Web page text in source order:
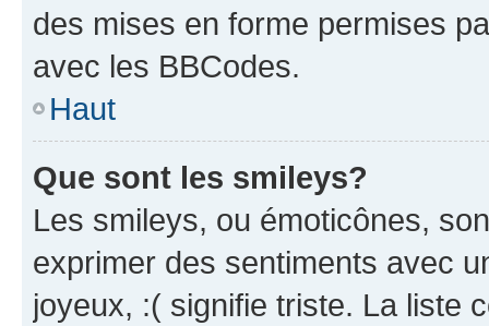
des mises en forme permises
avec les BBCodes.
Haut
Que sont les smileys?
Les smileys, ou émoticônes,
exprimer des sentiments avec
joyeux, :( signifie triste. La liste